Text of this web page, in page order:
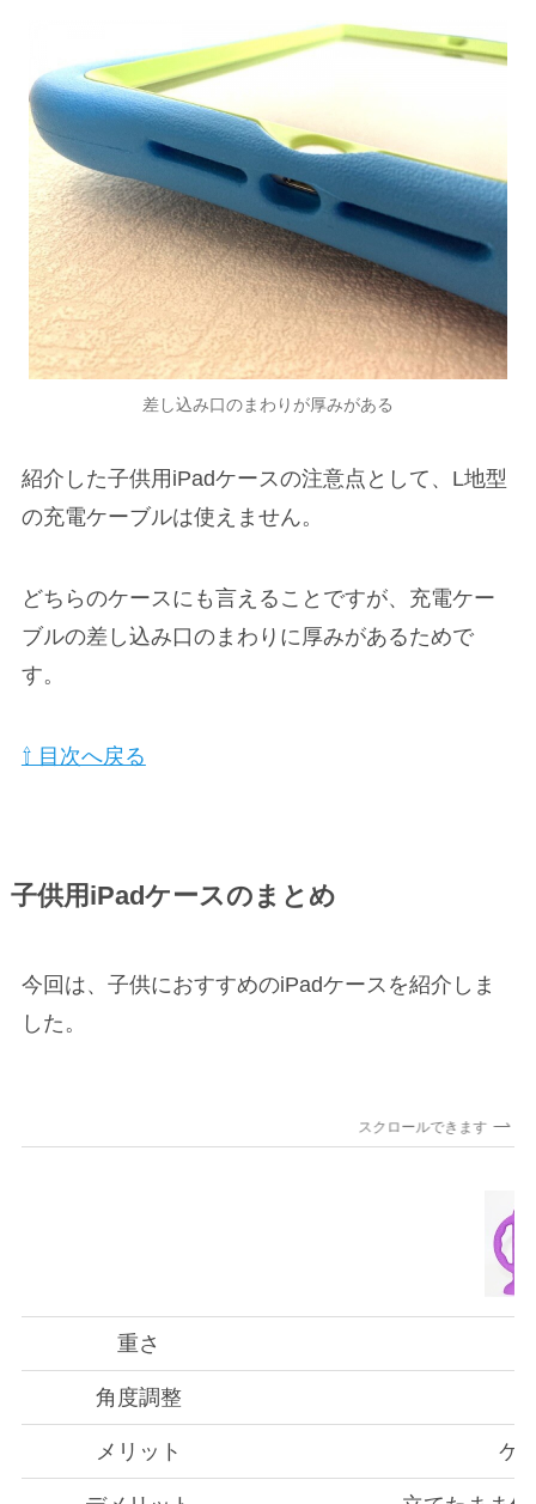
差し込み口のまわりが厚みがある
紹介した子供用iPadケースの注意点として、L地型
の充電ケーブルは使えません。
どちらのケースにも言えることですが、充電ケー
ブルの差し込み口のまわりに厚みがあるためで
す。
⇧ 目次へ戻る
子供用iPadケースのまとめ
今回は、子供におすすめのiPadケースを紹介しま
した。
スクロールできます
重さ
角度調整
メリット ケ